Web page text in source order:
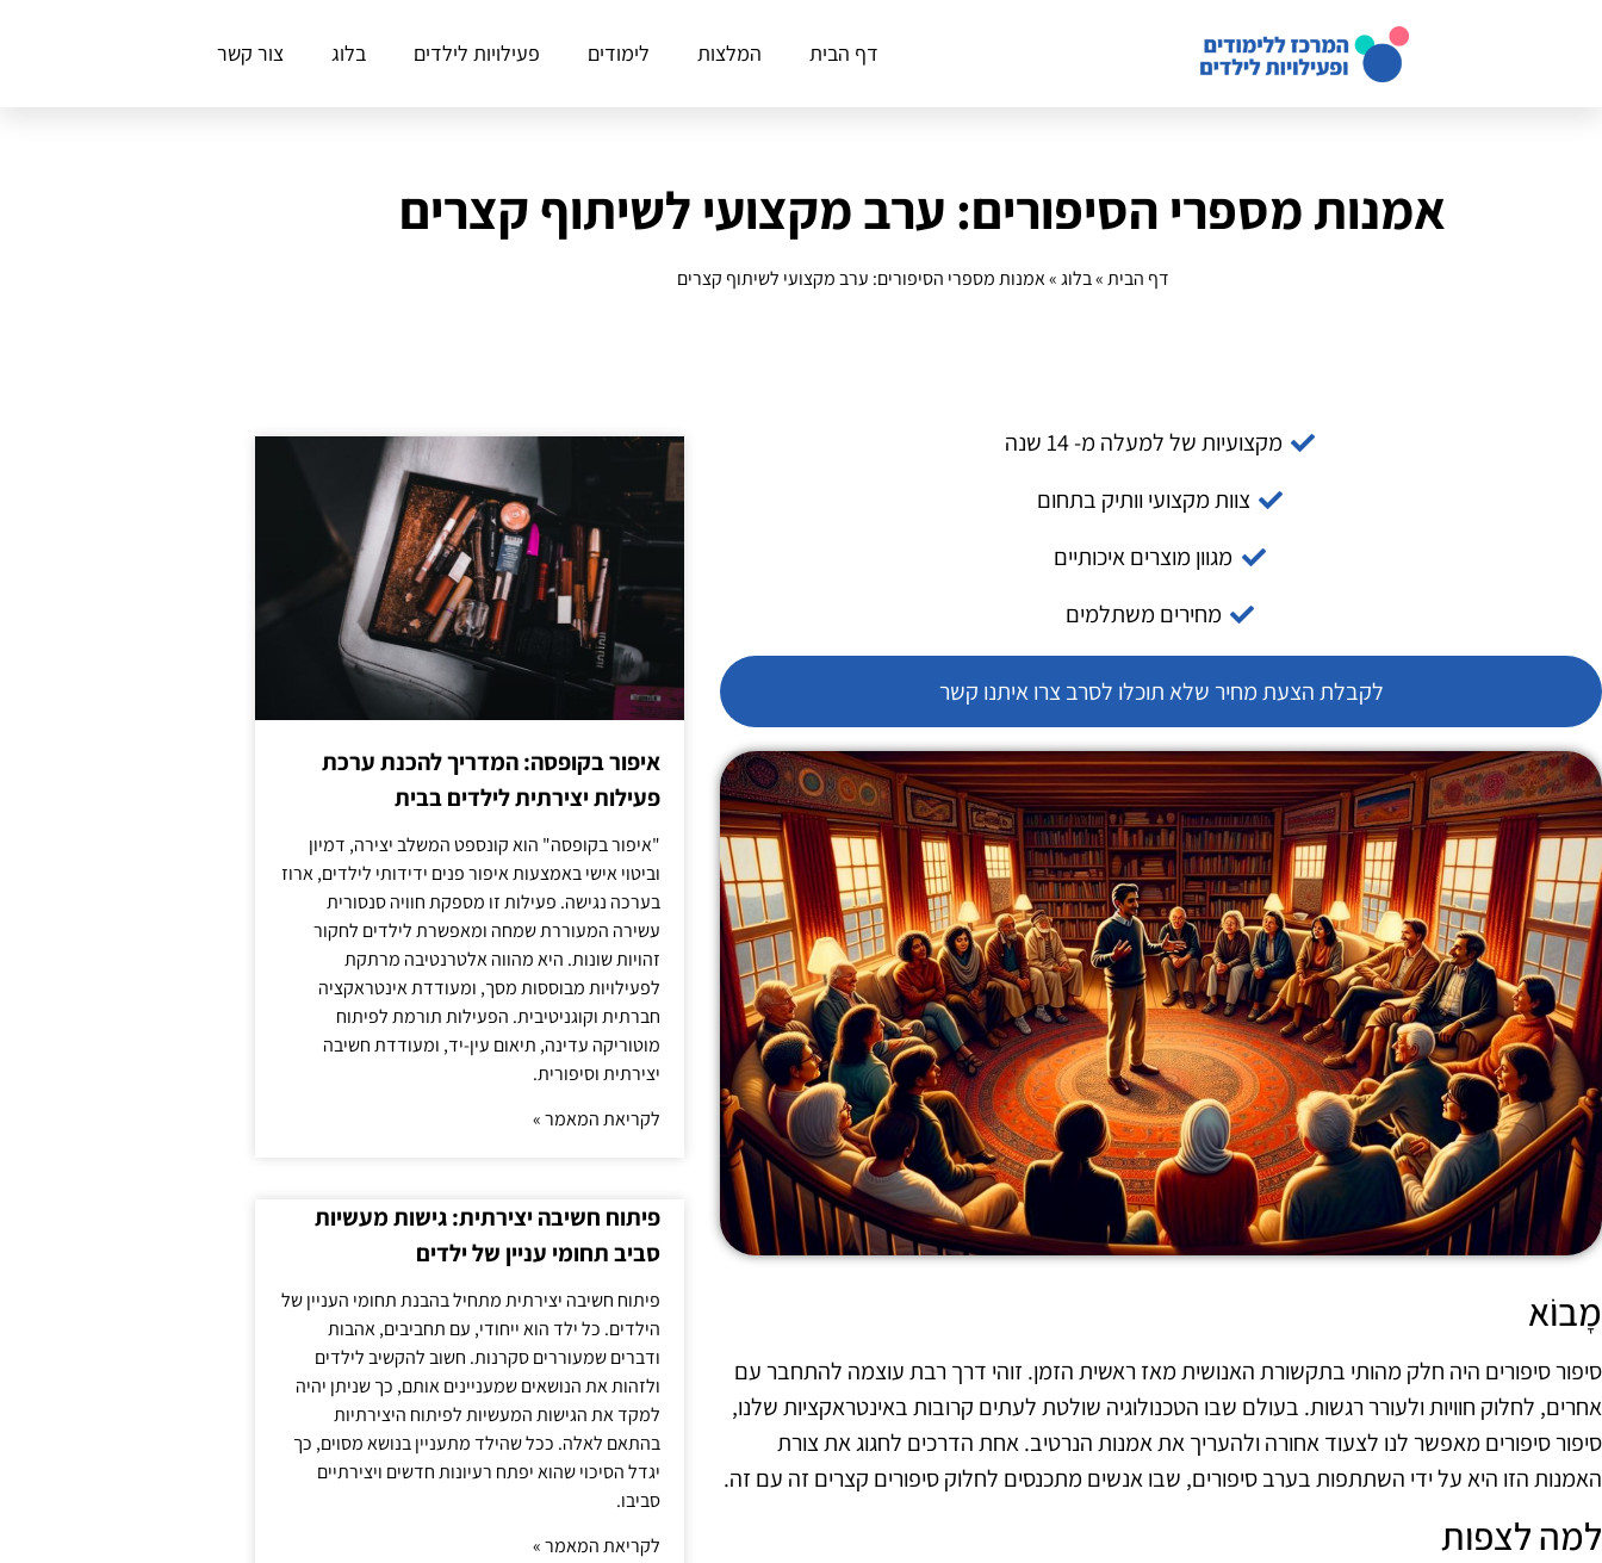
דף הבית המלצות לימודים פעילויות לילדים בלוג צור קשר
אמנות מספרי הסיפורים: ערב מקצועי לשיתוף קצרים
דף הבית»בלוג»אמנות מספרי הסיפורים: ערב מקצועי לשיתוף קצרים
מקצועיות של למעלה מ- 14 שנה
צוות מקצועי וותיק בתחום
מגוון מוצרים איכותיים
מחירים משתלמים
לקבלת הצעת מחיר שלא תוכלו לסרב צרו איתנו קשר
מָבוֹא
סיפור סיפורים היה חלק מהותי בתקשורת האנושית מאז ראשית הזמן. זוהי דרך רבת עוצמה להתחבר עם
אחרים, לחלוק חוויות ולעורר רגשות. בעולם שבו הטכנולוגיה שולטת לעתים קרובות באינטראקציות שלנו,
סיפור סיפורים מאפשר לנו לצעוד אחורה ולהעריך את אמנות הנרטיב. אחת הדרכים לחגוג את צורת
האמנות הזו היא על ידי השתתפות בערב סיפורים, שבו אנשים מתכנסים לחלוק סיפורים קצרים זה עם זה.
למה לצפות
איפור בקופסה: המדריך להכנת ערכת
פעילות יצירתית לילדים בבית
"איפור בקופסה" הוא קונספט המשלב יצירה, דמיון
וביטוי אישי באמצעות איפור פנים ידידותי לילדים, ארוז
בערכה נגישה. פעילות זו מספקת חוויה סנסורית
עשירה המעוררת שמחה ומאפשרת לילדים לחקור
זהויות שונות. היא מהווה אלטרנטיבה מרתקת
לפעילויות מבוססות מסך, ומעודדת אינטראקציה
חברתית וקוגניטיבית. הפעילות תורמת לפיתוח
מוטוריקה עדינה, תיאום עין-יד, ומעודדת חשיבה
יצירתית וסיפורית.
לקריאת המאמר »
פיתוח חשיבה יצירתית: גישות מעשיות
סביב תחומי עניין של ילדים
פיתוח חשיבה יצירתית מתחיל בהבנת תחומי העניין של
הילדים. כל ילד הוא ייחודי, עם תחביבים, אהבות
ודברים שמעוררים סקרנות. חשוב להקשיב לילדים
ולזהות את הנושאים שמעניינים אותם, כך שניתן יהיה
למקד את הגישות המעשיות לפיתוח היצירתיות
בהתאם לאלה. ככל שהילד מתעניין בנושא מסוים, כך
יגדל הסיכוי שהוא יפתח רעיונות חדשים ויצירתיים
סביבו.
לקריאת המאמר »